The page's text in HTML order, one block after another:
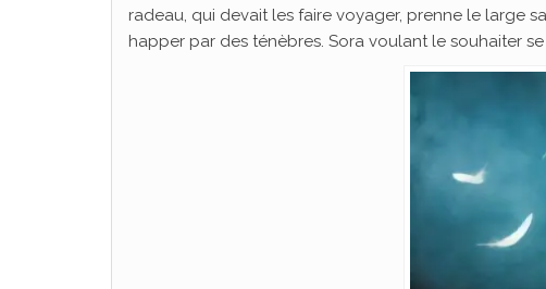
radeau, qui devait les faire voyager, prenne le large
happer par des ténèbres. Sora voulant le souhaiter